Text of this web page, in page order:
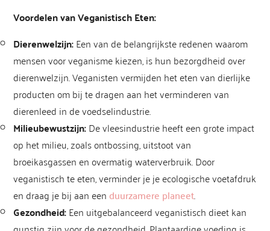
Voordelen van Veganistisch Eten:
Dierenwelzijn:Een van de belangrijkste redenen waarom
mensen voor veganisme kiezen, is hun bezorgdheid over
dierenwelzijn. Veganisten vermijden het eten van dierlijke
producten om bij te dragen aan het verminderen van
dierenleed in de voedselindustrie.
Milieubewustzijn:De vleesindustrie heeft een grote impact
op het milieu, zoals ontbossing, uitstoot van
broeikasgassen en overmatig waterverbruik. Door
veganistisch te eten, verminder je je ecologische voetafdruk
en draag je bij aan een duurzamere planeet.
Gezondheid:Een uitgebalanceerd veganistisch dieet kan